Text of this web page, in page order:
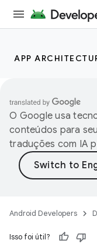
APP
O Google usa
conteúdos para
traduções com IA
Android Developers
Isso foi útil?